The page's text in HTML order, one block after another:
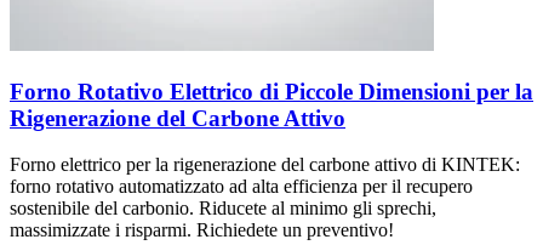
Forno Rotativo Elettrico di Piccole Dimensioni per la
Rigenerazione del Carbone Attivo
Forno elettrico per la rigenerazione del carbone attivo di KINTEK:
forno rotativo automatizzato ad alta efficienza per il recupero
sostenibile del carbonio. Riducete al minimo gli sprechi,
massimizzate i risparmi. Richiedete un preventivo!